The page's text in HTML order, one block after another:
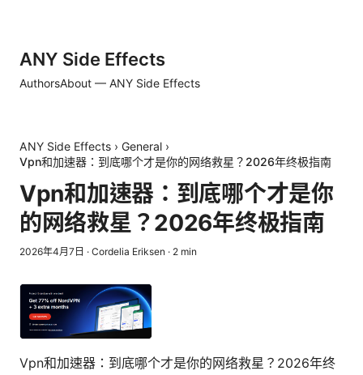
ANY Side Effects
AuthorsAbout — ANY Side Effects
ANY Side Effects › General ›
Vpn和加速器：到底哪个才是你的网络救星？2026年终极指南
Vpn和加速器：到底哪个才是你
的网络救星？2026年终极指南
2026年4月7日 · Cordelia Eriksen · 2 min
Vpn和加速器：到底哪个才是你的网络救星？2026年终